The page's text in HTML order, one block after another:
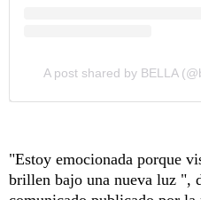
A post shared by BELLA
"Estoy emocionada porque
brillen bajo una nueva luz ",